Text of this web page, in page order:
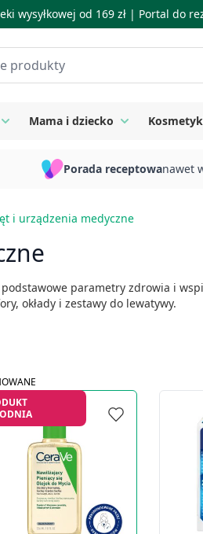
wysyłkowej od 169 zł | Portal do
Zdrowie
Toggle submenu for Suplementy
Mama i dziecko Toggle
Porada receptowanawet
i urządzenia medyczne
parametry zdrowia i
okłady i zestawy do lewatywy.